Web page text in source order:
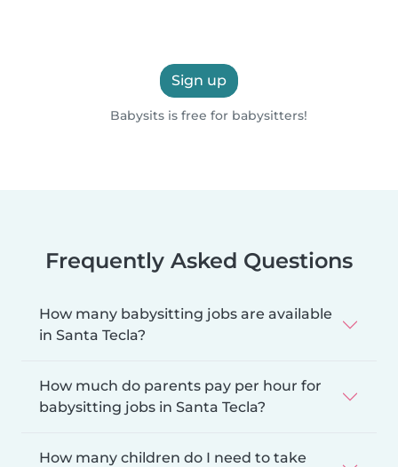
Sign up
Babysits is free for babysitters!
Frequently Asked Questions
How many babysitting jobs are available
in Santa Tecla?
How much do parents pay per hour for
babysitting jobs in Santa Tecla?
How many children do I need to take